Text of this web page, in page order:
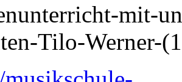
mit-
Tilo-Werner-